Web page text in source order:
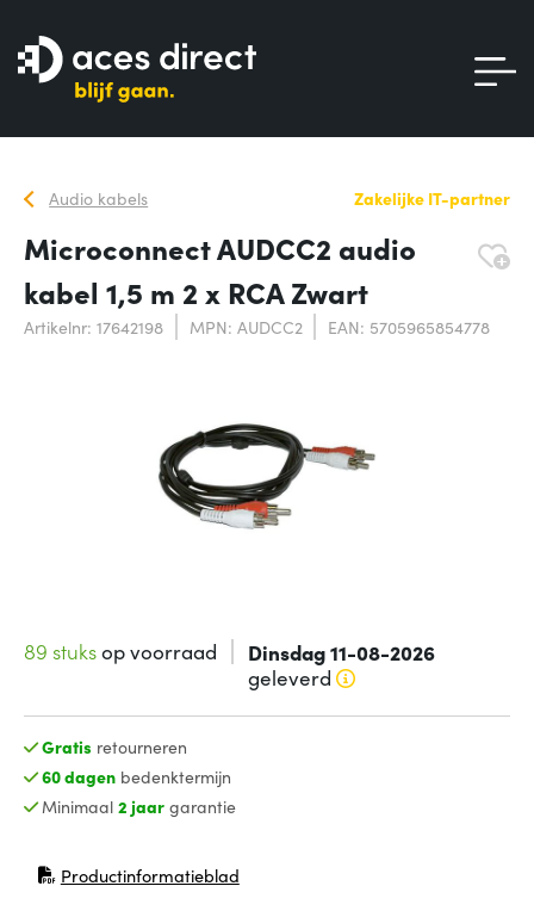
Audio kabels Zakelijke IT-partner
Microconnect AUDCC2 audio
kabel 1,5 m 2 x RCA Zwart
Artikelnr: 17642198 MPN: AUDCC2 EAN: 5705965854778
89 stuksop voorraad Dinsdag 11-08-2026
geleverd
Gratis retourneren
60 dagenbedenktermijn
Minimaal 2 jaargarantie
Productinformatieblad
(opent in nieuw venster)